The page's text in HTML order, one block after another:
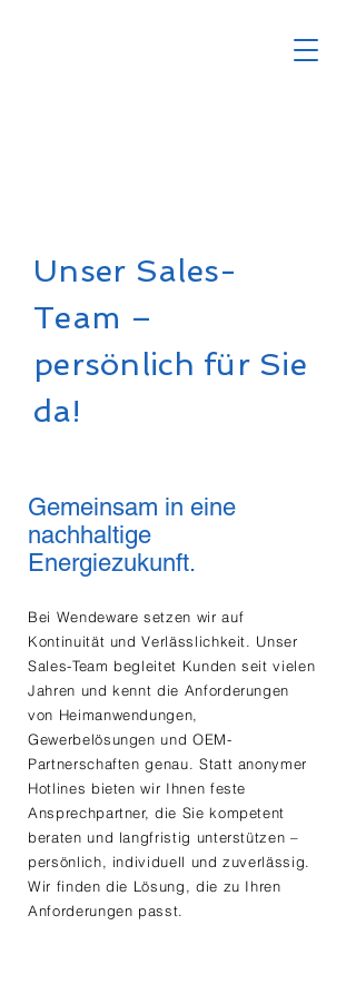
Unser Sales-
Team –
persönlich für Sie
da!
Gemeinsam in eine
nachhaltige
Energiezukunft.
Bei Wendeware setzen wir auf
Kontinuität und Verlässlichkeit. Unser
Sales-Team begleitet Kunden seit vielen
Jahren und kennt die Anforderungen
von Heimanwendungen,
Gewerbelösungen und OEM-
Partnerschaften genau. Statt anonymer
Hotlines bieten wir Ihnen feste
Ansprechpartner, die Sie kompetent
beraten und langfristig unterstützen –
persönlich, individuell und zuverlässig.
Wir finden die Lösung, die zu Ihren
Anforderungen passt.